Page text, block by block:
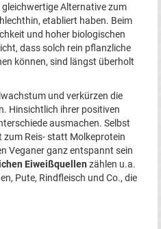
Alternative zum
etabliert haben. Beim
und hoher biologischen
dass solch rein pflanzliche
können, sind längst überholt
und verkürzen die
Hinsichtlich ihrer positiven
ausmachen. Selbst
Reis- statt Molkeprotein
Veganer ganz entspannt sein
Eiweißquellen zählen u.a.
Pute, Rindfleisch und Co., die